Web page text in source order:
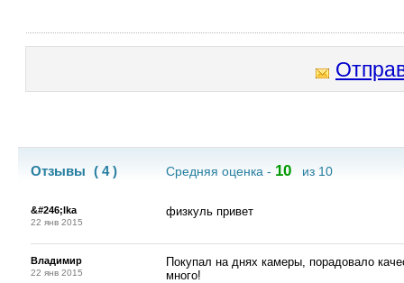
Отзывы ( 4 ) Средняя оценка - 10 из 10
&#246;lka
22 янв 2015
физкуль привет
Владимир
22 янв 2015
Покупал на днях камеры, порадовало
много!